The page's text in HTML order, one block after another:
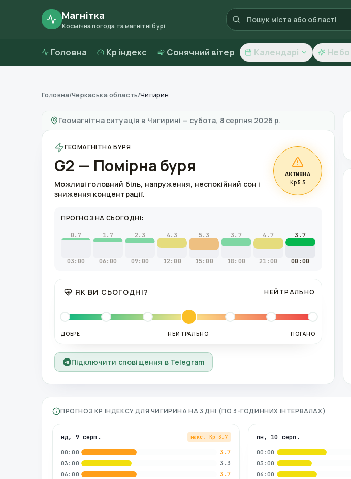
Магнітка
Космічна погода та магнітні бурі
Головна Kp індекс Сонячний вітер Календарі Небо
Магнітні бурі вЧигирині—погода та якість повітря
Головна/Черкаська область/Чигирин
Геомагнітна ситуація в Чигирині — субота, 8 серпня 2026 р.
ГЕОМАГНІТНА БУРЯ
G2 — Помірна буря
Можливі головний біль, напруження, неспокійний сон і
зниження концентрації.
АКТИВНА
Kp 5.3
ПРОГНОЗ НА СЬОГОДНІ:
0.7
03:00
1.7
06:00
2.3
09:00
4.3
12:00
5.3
15:00
3.7
18:00
4.7
21:00
3.7
00:00
ЯК ВИ СЬОГОДНІ? НЕЙТРАЛЬНО
ДОБРЕ НЕЙТРАЛЬНО ПОГАНО
Підключити сповіщення в Telegram
ПРОГНОЗ KP ІНДЕКСУ ДЛЯ ЧИГИРИНАНА 3 ДНІ (ПО 3-ГОДИННИХ ІНТЕРВАЛАХ)
нд, 9 серп. макс. Kp 3.7
00:00 3.7
03:00 3.3
06:00 3.7
пн, 10 серп.
00:00
03:00
06:00